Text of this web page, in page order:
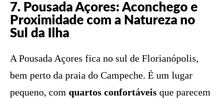
7. Pousada Açores: Aconchego e
Proximidade com a Natureza no
Sul da Ilha
A Pousada Açores fica no sul de Florianópolis,
bem perto da praia do Campeche. É um lugar
pequeno, com quartos confortáveis que parecem